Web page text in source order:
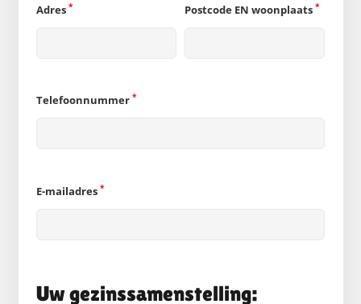
Adres * Postcode EN woonplaats *
Telefoonnummer *
E-mailadres *
Uw gezinssamenstelling: